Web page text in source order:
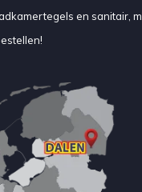
en sanitair,